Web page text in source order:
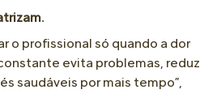
o profissional só quando a dor
evita problemas, reduz
saudáveis por mais tempo”,